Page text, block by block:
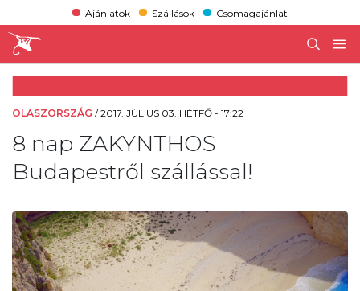
Ajánlatok Szállások Csomagajánlat
OLASZORSZÁG /2017. JÚLIUS 03. HÉTFŐ - 17:22
8 nap ZAKYNTHOS
Budapestről szállással!